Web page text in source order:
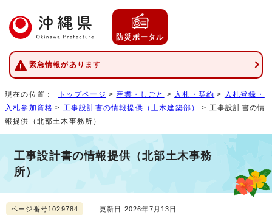
防災ポータル
緊急情報があります
現在の位置： トップページ > 産業・しごと > 入札・契約 >
入札登録・
入札参加資格 > 工事設計書の情報提供（土木建築部）
> 工事設計書の情
報提供（北部土木事務所）
工事設計書の情報提供（北部土木事務
所）
ページ番号1029784 更新日 2026年7月13日